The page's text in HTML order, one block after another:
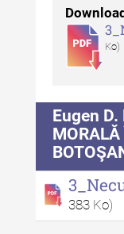
Buletinul
XXIV /
Muzeului
XXIII /
Buletinul
Muzeului
XXII /
Indexul
Ko)
Eugen D.
MORALĂ
383 Ko)